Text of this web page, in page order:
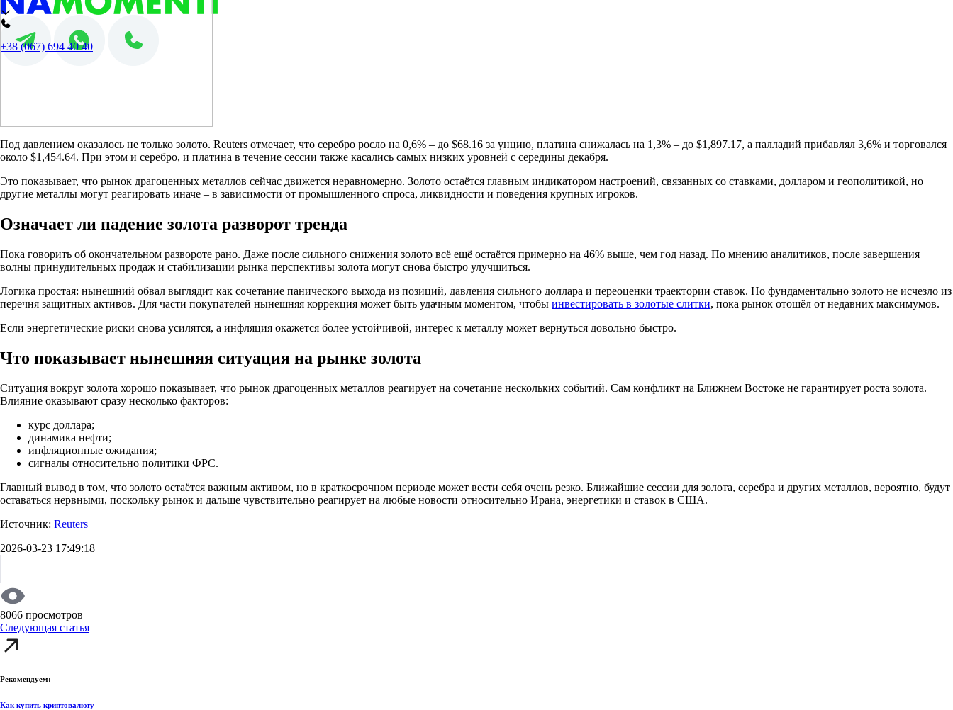
+38 (067) 694 40 40
Под давлением оказалось не только золото. Reuters отмечает, что серебро росло на 0,6% – до $68.16 за унцию, платина снижалась на 1,3% – до $1,897.17, а палладий прибавлял 3,6% и торговался
около $1,454.64. При этом и серебро, и платина в течение сессии также касались самых низких уровней с середины декабря.
Это показывает, что рынок драгоценных металлов сейчас движется неравномерно. Золото остаётся главным индикатором настроений, связанных со ставками, долларом и геополитикой, но
другие металлы могут реагировать иначе – в зависимости от промышленного спроса, ликвидности и поведения крупных игроков.
Означает ли падение золота разворот тренда
Пока говорить об окончательном развороте рано. Даже после сильного снижения золото всё ещё остаётся примерно на 46% выше, чем год назад. По мнению аналитиков, после завершения
волны принудительных продаж и стабилизации рынка перспективы золота могут снова быстро улучшиться.
Логика простая: нынешний обвал выглядит как сочетание панического выхода из позиций, давления сильного доллара и переоценки траектории ставок. Но фундаментально золото не исчезло из
перечня защитных активов. Для части покупателей нынешняя коррекция может быть удачным моментом, чтобы инвестировать в золотые слитки, пока рынок отошёл от недавних максимумов.
Если энергетические риски снова усилятся, а инфляция окажется более устойчивой, интерес к металлу может вернуться довольно быстро.
Что показывает нынешняя ситуация на рынке золота
Ситуация вокруг золота хорошо показывает, что рынок драгоценных металлов реагирует на сочетание нескольких событий. Сам конфликт на Ближнем Востоке не гарантирует роста золота.
Влияние оказывают сразу несколько факторов:
курс доллара;
динамика нефти;
инфляционные ожидания;
сигналы относительно политики ФРС.
Главный вывод в том, что золото остаётся важным активом, но в краткосрочном периоде может вести себя очень резко. Ближайшие сессии для золота, серебра и других металлов, вероятно, будут
оставаться нервными, поскольку рынок и дальше чувствительно реагирует на любые новости относительно Ирана, энергетики и ставок в США.
Источник: Reuters
2026-03-23 17:49:18
8066 просмотров
Следующая статья
Рекомендуем:
Как купить криптовалюту